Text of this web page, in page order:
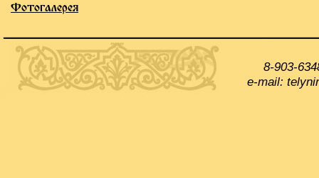
Фотогалерея
8-903-
e-mail: